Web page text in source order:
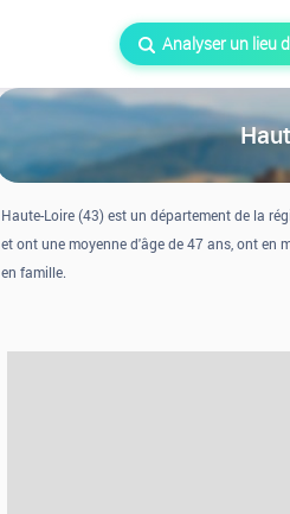
Analyser un lieu
Haute-Loire (43) est un département de la
et ont une moyenne d'âge de 47 ans, ont en
en famille.